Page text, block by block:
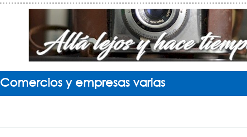
Comercios y empresas varias